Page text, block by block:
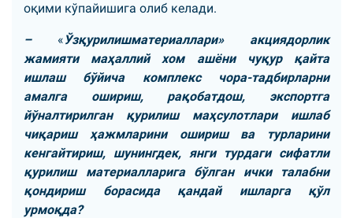
оқими кўпайишига олиб келади.
– «Ўзқурилишматериаллари» акциядорлик
жамияти маҳаллий хом ашёни чуқур қайта
ишлаш бўйича комплекс чора-тадбирларни
амалга ошириш, рақобатдош, экспортга
йўналтирилган қурилиш маҳсулотлари ишлаб
чиқариш ҳажмларини ошириш ва турларини
кенгайтириш, шунингдек, янги турдаги сифатли
қурилиш материалларига бўлган ички талабни
қондириш борасида қандай ишларга қўл
урмоқда?